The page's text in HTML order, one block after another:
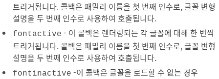
트리거됩니다. 콜백은 패밀리 이름을 첫 번째 인수로, 글꼴 변형
설명을 두 번째 인수로 사용하여 호출됩니다.
fontactive - 이 콜백은 렌더링되는 각 글꼴에 대해 한 번씩
트리거됩니다. 콜백은 패밀리 이름을 첫 번째 인수로, 글꼴 변형
설명을 두 번째 인수로 사용하여 호출됩니다.
fontinactive -이 콜백은 글꼴을 로드할 수 없는 경우